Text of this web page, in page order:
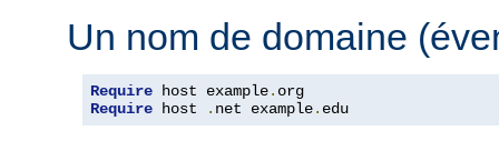
Un nom de domaine
Require host example.
Require host . net example. edu